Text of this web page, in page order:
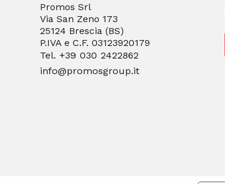
Promos Srl
Via San Zeno 173
25124 Brescia (BS)
P.IVA e C.F. 03123920179
Tel. +39 030 2422862
info@promosgroup.it